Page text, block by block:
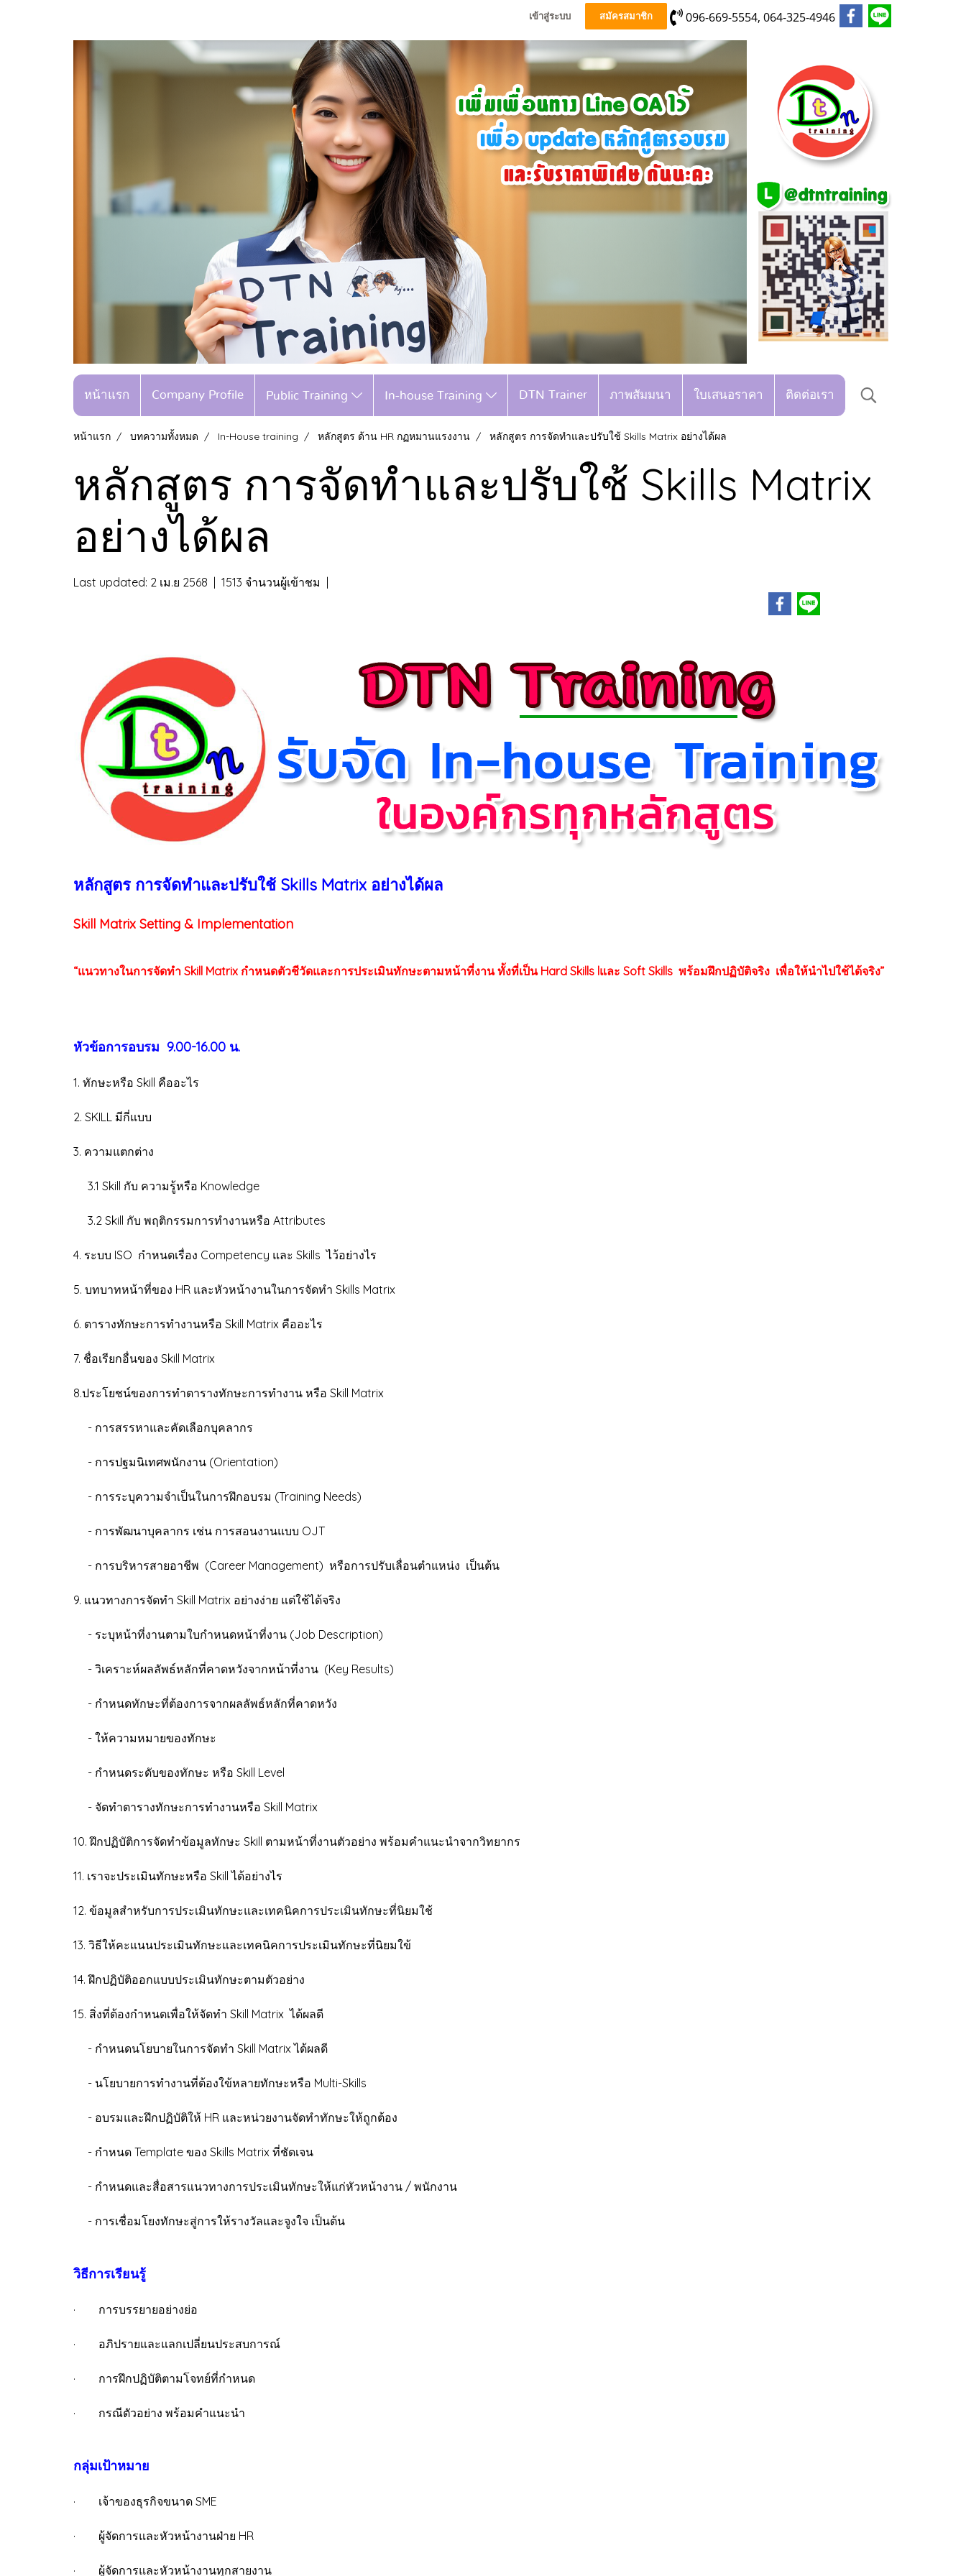
เข้าสู่ระบบ สมัครสมาชิก 096-669-5554, 064-325-4946
หน้าแรก Company Profile Public Training In-house Training DTN Trainer ภาพสัมมนา ใบเสนอราคา ติดต่อเรา
หน้าแรก บทความทั้งหมด In-House training หลักสูตร ด้าน HR กฏหมานแรงงาน หลักสูตร การจัดทำและปรับใช้ Skills Matrix อย่างได้ผล
หลักสูตร การจัดทำและปรับใช้ Skills Matrix
อย่างได้ผล
Last updated: 2 เม.ย 2568 1513 จำนวนผู้เข้าชม
หลักสูตร การจัดทำและปรับใช้ Skills Matrix อย่างได้ผล
Skill Matrix Setting & Implementation
“แนวทางในการจัดทำ Skill Matrix กำหนดตัวชีวัดและการประเมินทักษะตามหน้าที่งาน ทั้งที่เป็น Hard Skills lและ Soft Skills พร้อมฝึกปฏิบัติจริง เพื่อให้นำไปใช้ได้จริง”
หัวข้อการอบรม 9.00-16.00 น.
1. ทักษะหรือ Skill คืออะไร
2. SKILL มีกี่แบบ
3. ความแตกต่าง
3.1 Skill กับ ความรู้หรือ Knowledge
3.2 Skill กับ พฤติกรรมการทำงานหรือ Attributes
4. ระบบ ISO กำหนดเรื่อง Competency และ Skills ไว้อย่างไร
5. บทบาทหน้าที่ของ HR และหัวหน้างานในการจัดทำ Skills Matrix
6. ตารางทักษะการทำงานหรือ Skill Matrix คืออะไร
7. ชื่อเรียกอื่นของ Skill Matrix
8.ประโยชน์ของการทำตารางทักษะการทำงาน หรือ Skill Matrix
- การสรรหาและคัดเลือกบุคลากร
- การปฐมนิเทศพนักงาน (Orientation)
- การระบุความจำเป็นในการฝึกอบรม (Training Needs)
- การพัฒนาบุคลากร เช่น การสอนงานแบบ OJT
- การบริหารสายอาชีพ (Career Management) หรือการปรับเลื่อนตำแหน่ง เป็นต้น
9. แนวทางการจัดทำ Skill Matrix อย่างง่าย แต่ใช้ได้จริง
- ระบุหน้าที่งานตามใบกำหนดหน้าที่งาน (Job Description)
- วิเคราะห์ผลลัพธ์หลักที่คาดหวังจากหน้าที่งาน (Key Results)
- กำหนดทักษะที่ต้องการจากผลลัพธ์หลักที่คาดหวัง
- ให้ความหมายของทักษะ
- กำหนดระดับของทักษะ หรือ Skill Level
- จัดทำตารางทักษะการทำงานหรือ Skill Matrix
10. ฝึกปฏิบัติการจัดทำข้อมูลทักษะ Skill ตามหน้าที่งานตัวอย่าง พร้อมคำแนะนำจากวิทยากร
11. เราจะประเมินทักษะหรือ Skill ได้อย่างไร
12. ข้อมูลสำหรับการประเมินทักษะและเทคนิคการประเมินทักษะที่นิยมใช้
13. วิธีให้คะแนนประเมินทักษะและเทคนิคการประเมินทักษะที่นิยมใข้
14. ฝึกปฏิบัติออกแบบประเมินทักษะตามตัวอย่าง
15. สิ่งที่ต้องกำหนดเพื่อให้จัดทำ Skill Matrix ได้ผลดี
- กำหนดนโยบายในการจัดทำ Skill Matrix ได้ผลดี
- นโยบายการทำงานที่ต้องใข้หลายทักษะหรือ Multi-Skills
- อบรมและฝึกปฏิบัติให้ HR และหน่วยงานจัดทำทักษะให้ถูกต้อง
- กำหนด Template ของ Skills Matrix ที่ชัดเจน
- กำหนดและสื่อสารแนวทางการประเมินทักษะให้แก่หัวหน้างาน / พนักงาน
- การเชื่อมโยงทักษะสู่การให้รางวัลและจูงใจ เป็นต้น
วิธีการเรียนรู้
· การบรรยายอย่างย่อ
· อภิปรายและแลกเปลี่ยนประสบการณ์
· การฝึกปฏิบัติตามโจทย์ที่กำหนด
· กรณีตัวอย่าง พร้อมคำแนะนำ
กลุ่มเป้าหมาย
· เจ้าของธุรกิจขนาด SME
· ผู้จัดการและหัวหน้างานฝ่าย HR
· ผู้จัดการและหัวหน้างานทุกสายงาน